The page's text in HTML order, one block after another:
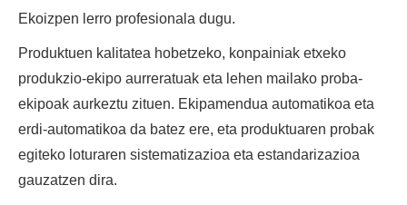
Ekoizpen lerro profesionala dugu.
Produktuen kalitatea hobetzeko, konpainiak etxeko
produkzio-ekipo aurreratuak eta lehen mailako proba-
ekipoak aurkeztu zituen. Ekipamendua automatikoa eta
erdi-automatikoa da batez ere, eta produktuaren probak
egiteko loturaren sistematizazioa eta estandarizazioa
gauzatzen dira.